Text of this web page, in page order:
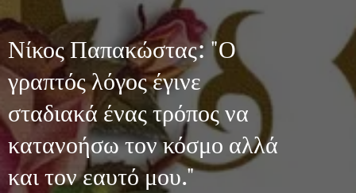
Νίκος Παπακώστας: "Ο
γραπτός λόγος έγινε
σταδιακά ένας τρόπος να
κατανοήσω τον κόσμο αλλά
και τον εαυτό μου."